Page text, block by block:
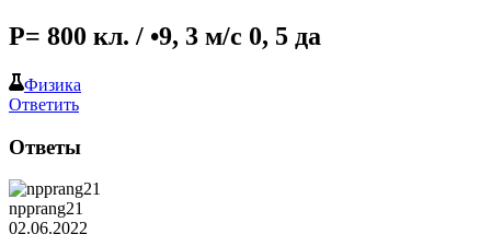
Р= 800 кл. / •9, 3 м/с 0, 5 да​
Физика
Ответить
Ответы
npprang21
02.06.2022